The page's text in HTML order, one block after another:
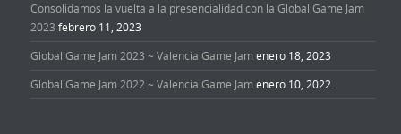
Consolidamos la vuelta a la presencialidad con la Global Game Jam
2023 febrero 11, 2023
Global Game Jam 2023 ~ Valencia Game Jam enero 18, 2023
Global Game Jam 2022 ~ Valencia Game Jam enero 10, 2022